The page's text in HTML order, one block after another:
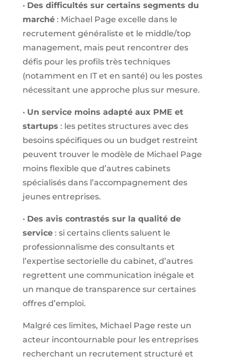
• Des difficultés sur certains segments du
marché: Michael Page excelle dans le
recrutement généraliste et le middle/top
management, mais peut rencontrer des
défis pour les profils très techniques
(notamment en IT et en santé) ou les postes
nécessitant une approche plus sur mesure.
• Un service moins adapté aux PME et
startups : les petites structures avec des
besoins spécifiques ou un budget restreint
peuvent trouver le modèle de Michael Page
moins flexible que d’autres cabinets
spécialisés dans l’accompagnement des
jeunes entreprises.
• Des avis contrastés sur la qualité de
service: si certains clients saluent le
professionnalisme des consultants et
l’expertise sectorielle du cabinet, d’autres
regrettent une communication inégale et
un manque de transparence sur certaines
offres d’emploi.
Malgré ces limites, Michael Page reste un
acteur incontournable pour les entreprises
recherchant un recrutement structuré et